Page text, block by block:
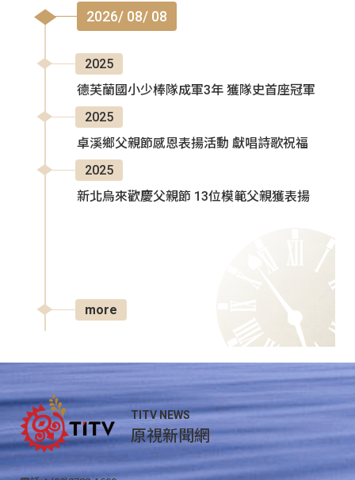
2026/ 08/ 08
2025
德芙蘭國小少棒隊成軍3年 獲隊史首座冠軍
2025
卓溪鄉父親節感恩表揚活動 獻唱詩歌祝福
2025
新北烏來歡慶父親節 13位模範父親獲表揚
more
TITV NEWS
原視新聞網